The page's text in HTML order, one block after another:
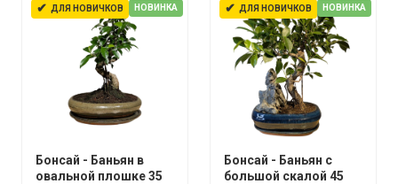
✔ ДЛЯ НОВИЧКОВ НОВИНКА
Бонсай - Баньян в
овальной плошке 35
✔ ДЛЯ НОВИЧКОВ НОВИНКА
Бонсай - Баньян с
большой скалой 45